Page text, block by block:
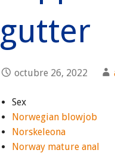
gutter
octubre 26, 2022
Sex
Norwegian blowjob
Norskeleona
Norway mature anal